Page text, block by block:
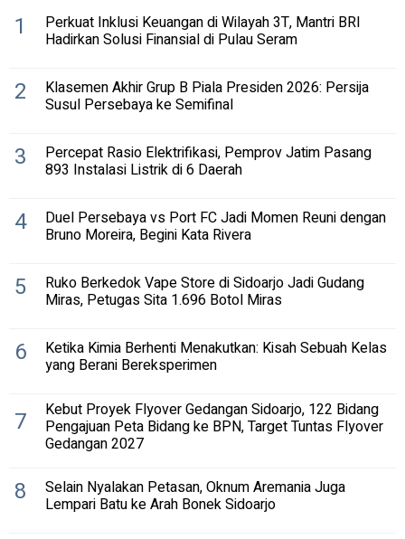
1 Perkuat Inklusi Keuangan di Wilayah 3T, Mantri BRI
Hadirkan Solusi Finansial di Pulau Seram
2 Klasemen Akhir Grup B Piala Presiden 2026: Persija
Susul Persebaya ke Semifinal
3 Percepat Rasio Elektrifikasi, Pemprov Jatim Pasang
893 Instalasi Listrik di 6 Daerah
4 Duel Persebaya vs Port FC Jadi Momen Reuni dengan
Bruno Moreira, Begini Kata Rivera
5 Ruko Berkedok Vape Store di Sidoarjo Jadi Gudang
Miras, Petugas Sita 1.696 Botol Miras
6 Ketika Kimia Berhenti Menakutkan: Kisah Sebuah Kelas
yang Berani Bereksperimen
7 Kebut Proyek Flyover Gedangan Sidoarjo, 122 Bidang
Pengajuan Peta Bidang ke BPN, Target Tuntas Flyover
Gedangan 2027
8 Selain Nyalakan Petasan, Oknum Aremania Juga
Lempari Batu ke Arah Bonek Sidoarjo